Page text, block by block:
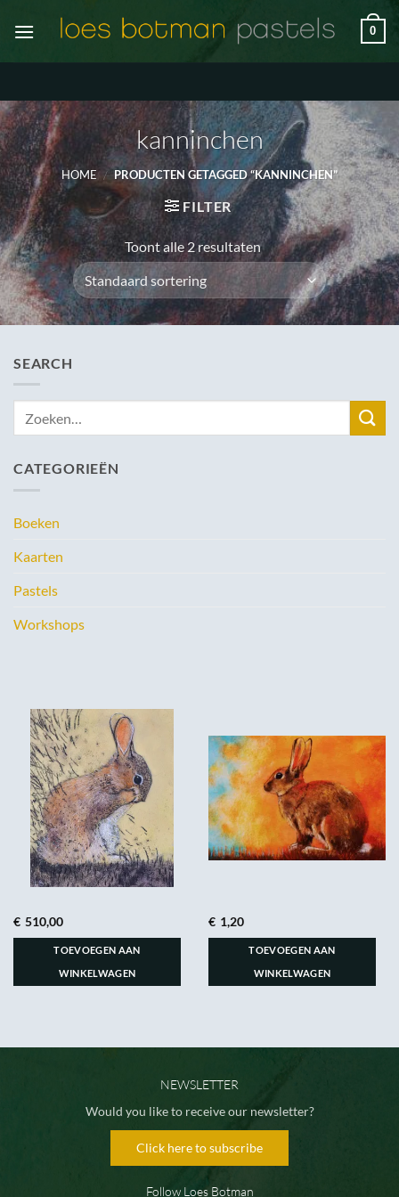
naar
0
kanninchen
HOME / PRODUCTEN GETAGGED “KANNINCHEN”
FILTER
Toont alle 2 resultaten
SEARCH
CATEGORIEËN
Boeken
Kaarten
Pastels
Workshops
€ 510,00
TOEVOEGEN AAN
WINKELWAGEN
€ 1,20
TOEVOEGEN AAN
WINKELWAGEN
NEWSLETTER
Would you like to receive our newsletter?
Click here to subscribe
Follow Loes Botman